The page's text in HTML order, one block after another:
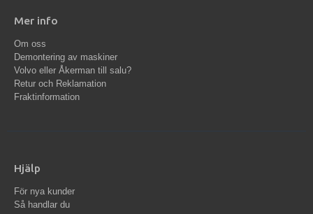
Mer info
Om oss
Demontering av maskiner
Volvo eller Åkerman till salu?
Retur och Reklamation
Fraktinformation
Hjälp
För nya kunder
Så handlar du